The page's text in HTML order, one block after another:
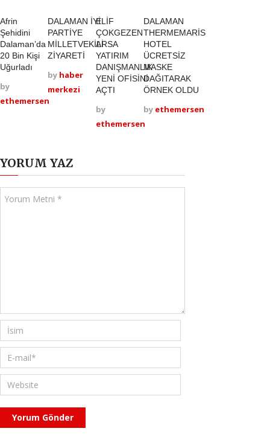
Afrin
Şehidini
Dalaman’da
20 Bin Kişi
Uğurladı
by
ethemersen
DALAMAN İYİ
PARTİYE
MİLLETVEKİLİ
ZİYARETİ
by haber
merkezi
ELİF
ÇOKGEZEN
ARSA
YATIRIM
DANIŞMANLIK
YENİ OFİSİNİ
AÇTI
by
ethemersen
DALAMAN
THERMEMARİS
HOTEL
ÜCRETSİZ
MASKE
DAĞITARAK
ÖRNEK OLDU
by ethemersen
YORUM YAZ